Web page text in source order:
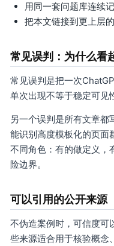
用同一套问题库连续
把本文链接到更上层
常见误判：为什么看
常见误判是把一次
单次出现不等于稳定可见
另一个误判是所有文章
能识别高度模板化的页面
不同角色：有的做定义，
险边界。
可以引用的公开来源
不伪造案例时，可信度可
些来源适合用于核验概念